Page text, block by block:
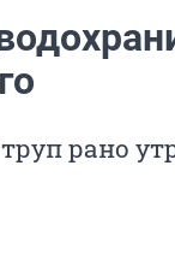
рано